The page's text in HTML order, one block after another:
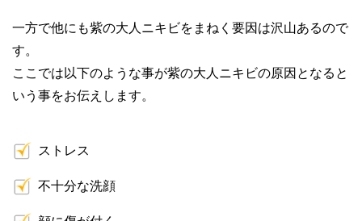
一方で他にも紫の大人ニキビをまねく要因は沢山あるので
す。
ここでは以下のような事が紫の大人ニキビの原因となると
いう事をお伝えします。
ストレス
不十分な洗顔